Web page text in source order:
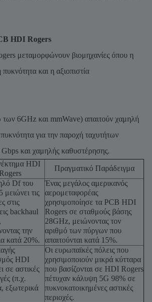
HDI Rogers
μεταμορφώνουν βιομηχανίες όπου η
και η αξιοπιστία
6GHz και mmWave) απαιτούν χαμηλή
για την παροχή ταχυτήτων
και χαμηλής καθυστέρησης.
HDI
Rogers
Πραγματικό Παράδειγμα
Df του
τις
στις
backhaul
την
κατά 20%.
Ένας μεγάλος αμερικανός
αερομεταφορέας
χρησιμοποίησε τα PCB HDI
Rogers σε σταθμούς βάσης
28GHz, μειώνοντας τον
αριθμό των πύργων που
απαιτούνται κατά 15%.
HDI
σε αστικές
(π.χ.
εξωτερικά
Οι ευρωπαϊκές πόλεις που
χρησιμοποιούν μικρά κύτταρα
που βασίζονται σε HDI Rogers
πέτυχαν κάλυψη 5G 98% σε
πυκνοκατοικημένες αστικές
περιοχές.